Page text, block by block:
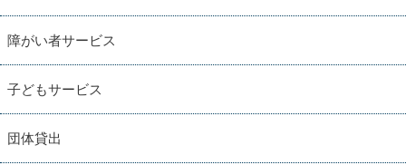
障がい者サービス
子どもサービス
団体貸出